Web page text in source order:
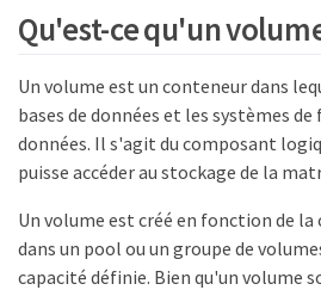
Qu'est-ce qu'un
Un volume est un conteneur dans
bases de données et les systèmes
données. Il s'agit du composant
puisse accéder au stockage de la
Un volume est créé en fonction de
dans un pool ou un groupe de
capacité définie. Bien qu'un volume